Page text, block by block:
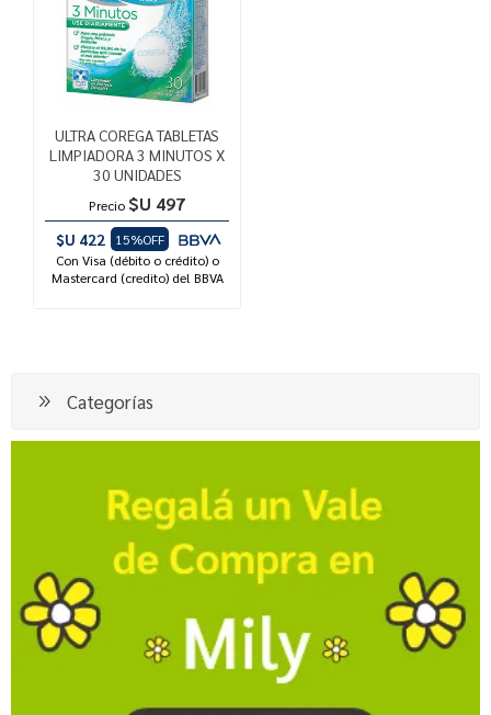
ULTRA COREGA TABLETAS
LIMPIADORA 3 MINUTOS X
30 UNIDADES
Precio $U 497
$U 422
15%OFF
Con Visa (débito o crédito) o
Mastercard (credito) del BBVA
Categorías